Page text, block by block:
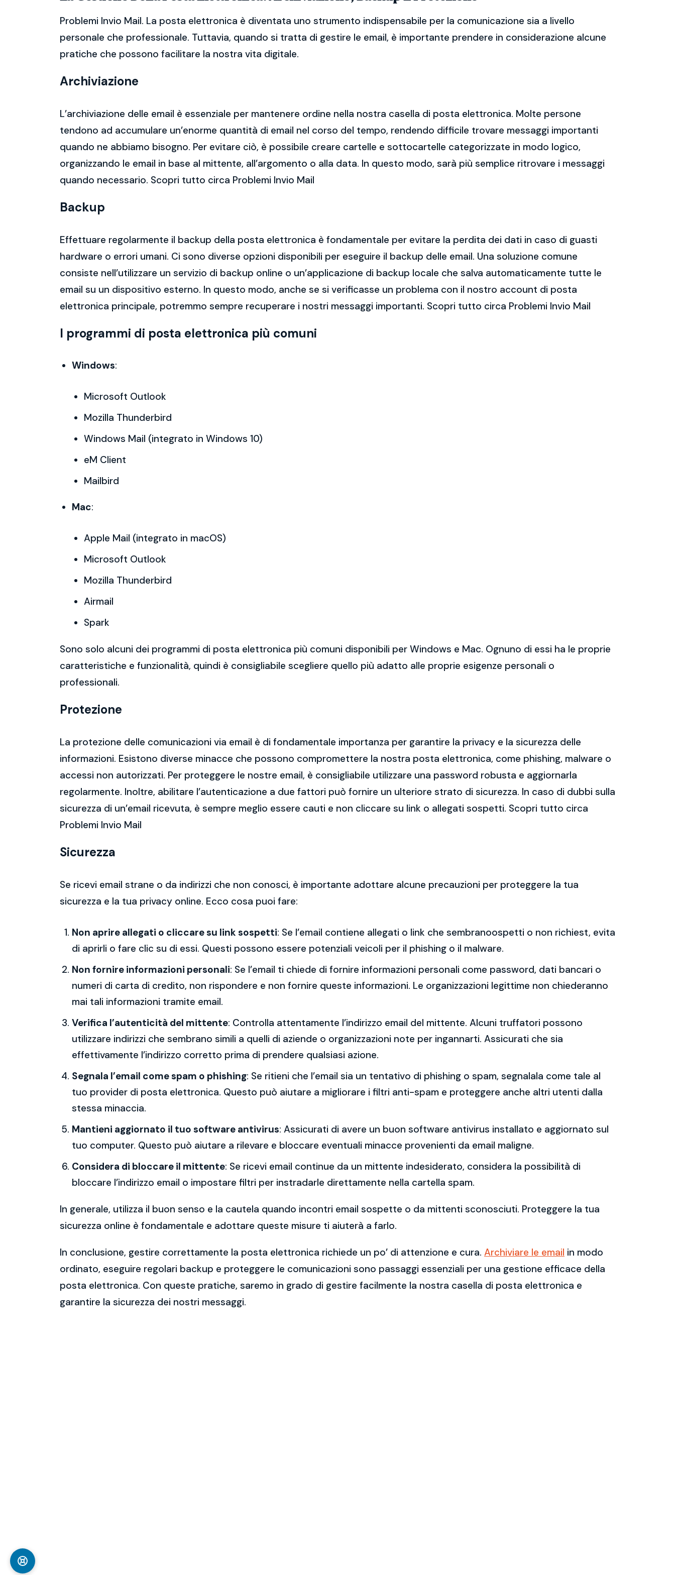
Problemi Invio Mail. La posta elettronica è diventata uno strumento indispensabile per la comunicazione sia a livello
personale che professionale. Tuttavia, quando si tratta di gestire le email, è importante prendere in considerazione alcune
pratiche che possono facilitare la nostra vita digitale.
Archiviazione
L’archiviazione delle email è essenziale per mantenere ordine nella nostra casella di posta elettronica. Molte persone
tendono ad accumulare un’enorme quantità di email nel corso del tempo, rendendo difficile trovare messaggi importanti
quando ne abbiamo bisogno. Per evitare ciò, è possibile creare cartelle e sottocartelle categorizzate in modo logico,
organizzando le email in base al mittente, all’argomento o alla data. In questo modo, sarà più semplice ritrovare i messaggi
quando necessario. Scopri tutto circa Problemi Invio Mail
Backup
Effettuare regolarmente il backup della posta elettronica è fondamentale per evitare la perdita dei dati in caso di guasti
hardware o errori umani. Ci sono diverse opzioni disponibili per eseguire il backup delle email. Una soluzione comune
consiste nell’utilizzare un servizio di backup online o un’applicazione di backup locale che salva automaticamente tutte le
email su un dispositivo esterno. In questo modo, anche se si verificasse un problema con il nostro account di posta
elettronica principale, potremmo sempre recuperare i nostri messaggi importanti. Scopri tutto circa Problemi Invio Mail
I programmi di posta elettronica più comuni
Windows:
Microsoft Outlook
Mozilla Thunderbird
Windows Mail (integrato in Windows 10)
eM Client
Mailbird
Mac:
Apple Mail (integrato in macOS)
Microsoft Outlook
Mozilla Thunderbird
Airmail
Spark
Sono solo alcuni dei programmi di posta elettronica più comuni disponibili per Windows e Mac. Ognuno di essi ha le proprie
caratteristiche e funzionalità, quindi è consigliabile scegliere quello più adatto alle proprie esigenze personali o
professionali.
Protezione
La protezione delle comunicazioni via email è di fondamentale importanza per garantire la privacy e la sicurezza delle
informazioni. Esistono diverse minacce che possono compromettere la nostra posta elettronica, come phishing, malware o
accessi non autorizzati. Per proteggere le nostre email, è consigliabile utilizzare una password robusta e aggiornarla
regolarmente. Inoltre, abilitare l’autenticazione a due fattori può fornire un ulteriore strato di sicurezza. In caso di dubbi sulla
sicurezza di un’email ricevuta, è sempre meglio essere cauti e non cliccare su link o allegati sospetti. Scopri tutto circa
Problemi Invio Mail
Sicurezza
Se ricevi email strane o da indirizzi che non conosci, è importante adottare alcune precauzioni per proteggere la tua
sicurezza e la tua privacy online. Ecco cosa puoi fare:
Non aprire allegati o cliccare su link sospetti: Se l’email contiene allegati o link che sembranoospetti o non richiest, evita
di aprirli o fare clic su di essi. Questi possono essere potenziali veicoli per il phishing o il malware.
Non fornire informazioni personali: Se l’email ti chiede di fornire informazioni personali come password, dati bancari o
numeri di carta di credito, non rispondere e non fornire queste informazioni. Le organizzazioni legittime non chiederanno
mai tali informazioni tramite email.
Verifica l’autenticità del mittente: Controlla attentamente l’indirizzo email del mittente. Alcuni truffatori possono
utilizzare indirizzi che sembrano simili a quelli di aziende o organizzazioni note per ingannarti. Assicurati che sia
effettivamente l’indirizzo corretto prima di prendere qualsiasi azione.
Segnala l’email come spam o phishing: Se ritieni che l’email sia un tentativo di phishing o spam, segnalala come tale al
tuo provider di posta elettronica. Questo può aiutare a migliorare i filtri anti-spam e proteggere anche altri utenti dalla
stessa minaccia.
Mantieni aggiornato il tuo software antivirus: Assicurati di avere un buon software antivirus installato e aggiornato sul
tuo computer. Questo può aiutare a rilevare e bloccare eventuali minacce provenienti da email maligne.
Considera di bloccare il mittente: Se ricevi email continue da un mittente indesiderato, considera la possibilità di
bloccare l’indirizzo email o impostare filtri per instradarle direttamente nella cartella spam.
In generale, utilizza il buon senso e la cautela quando incontri email sospette o da mittenti sconosciuti. Proteggere la tua
sicurezza online è fondamentale e adottare queste misure ti aiuterà a farlo.
In conclusione, gestire correttamente la posta elettronica richiede un po’ di attenzione e cura. Archiviare le email in modo
ordinato, eseguire regolari backup e proteggere le comunicazioni sono passaggi essenziali per una gestione efficace della
posta elettronica. Con queste pratiche, saremo in grado di gestire facilmente la nostra casella di posta elettronica e
garantire la sicurezza dei nostri messaggi.